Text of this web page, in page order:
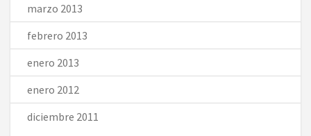
marzo 2013
febrero 2013
enero 2013
enero 2012
diciembre 2011